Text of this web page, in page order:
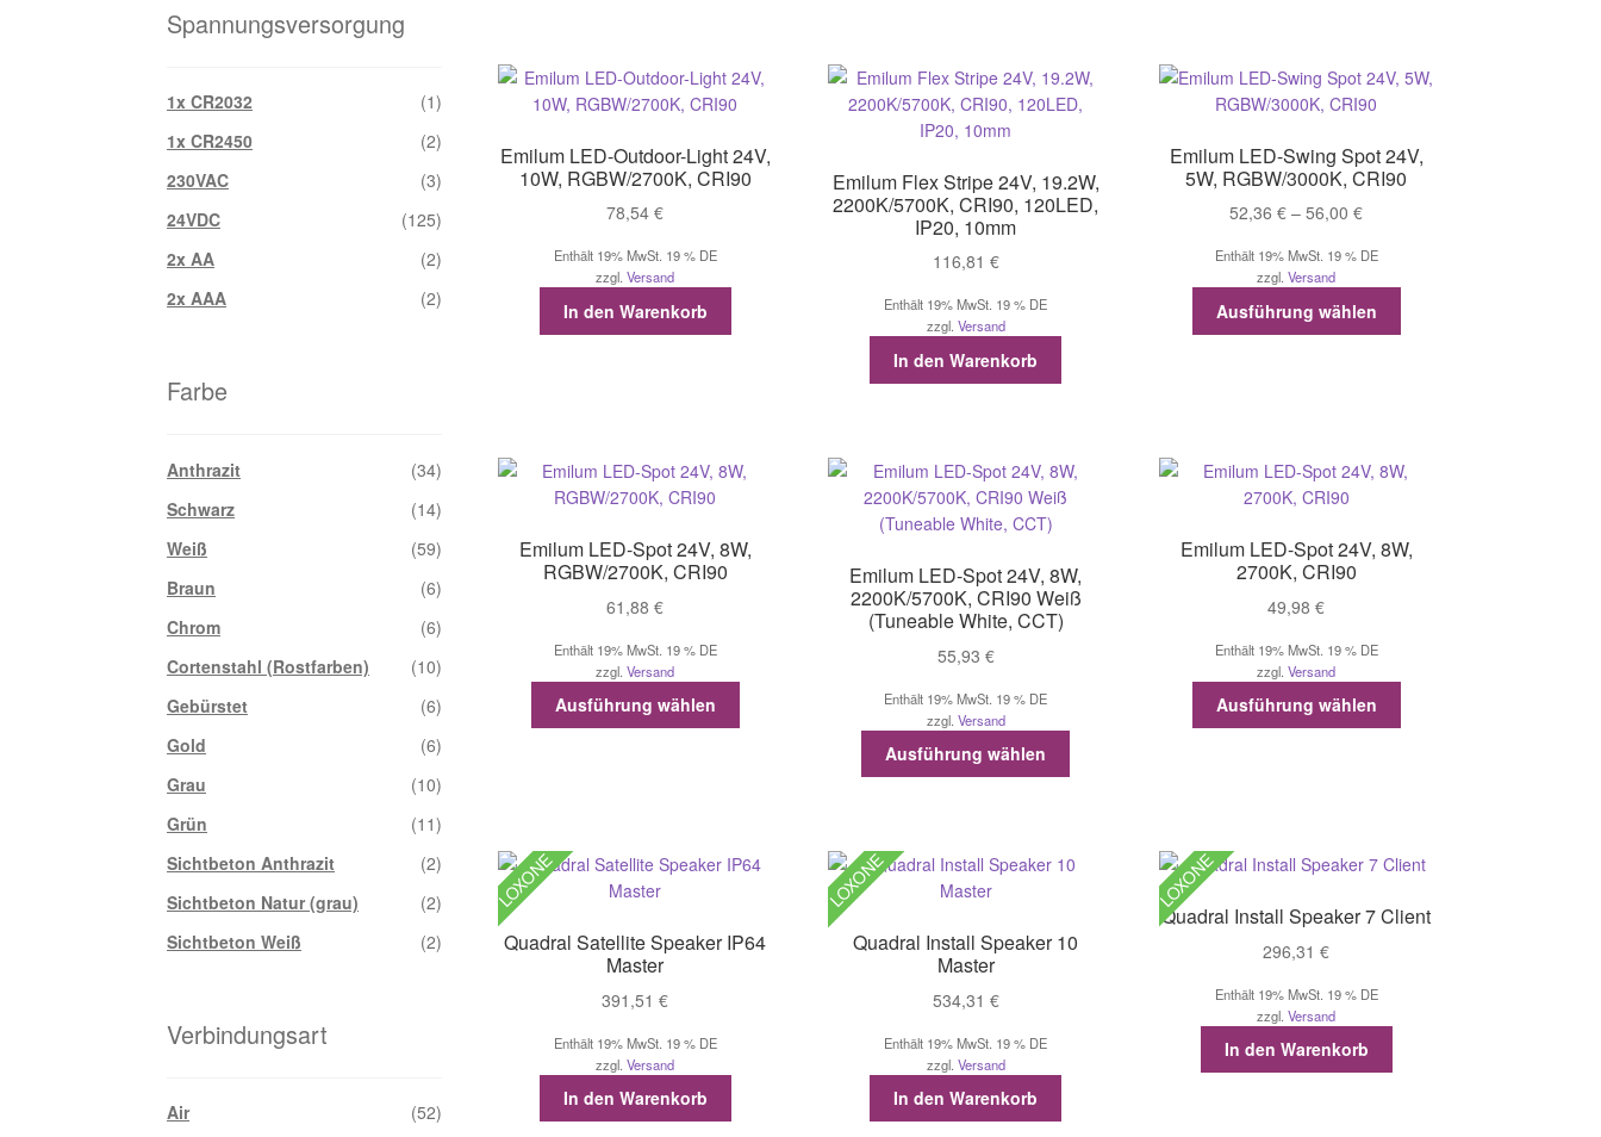
Emilum LED-Outdoor-Light 24V,
10W, RGBW/2700K, CRI90
78,54€
Enthält 19% MwSt. 19 % DE
zzgl.Versand
In den Warenkorb
Emilum Flex Stripe 24V, 19.2W,
2200K/5700K, CRI90, 120LED,
IP20, 10mm
116,81 €
Enthält 19% MwSt. 19 % DE
zzgl. Versand
In den Warenkorb
Emilum LED-Swing Spot 24V,
5W, RGBW/3000K, CRI90
52,36€ –56,00€Preisspanne:
bis
56,00 €
Enthält 19% MwSt. 19 % DE
zzgl.Versand
Ausführung wählen
Optionen
der
Emilum LED-Spot 24V, 8W,
RGBW/2700K, CRI90
61,88€
Enthält 19% MwSt. 19 % DE
zzgl.Versand
Ausführung wählen
Optionen
der
Emilum LED-Spot 24V, 8W,
2200K/5700K, CRI90 Weiß
(Tuneable White, CCT)
55,93 €
Enthält 19% MwSt. 19 % DE
zzgl. Versand
Ausführung wählen
auf.
können
Emilum LED-Spot 24V, 8W,
2700K, CRI90
49,98€
Enthält 19% MwSt. 19 % DE
zzgl.Versand
Ausführung wählen
Optionen
auf
LOXONE
Quadral Satellite Speaker IP64
Master
391,51€
Enthält 19% MwSt. 19 % DE
zzgl.Versand
In den Warenkorb
LOXONE
Quadral Install Speaker 10
Master
534,31 €
Enthält 19% MwSt. 19 % DE
zzgl. Versand
In den Warenkorb
LOXONE
Quadral Install Speaker 7 Client
296,31€
Enthält 19% MwSt. 19 % DE
zzgl.Versand
In den Warenkorb
Spannungsversorgung
1x CR2032
(1)
1x CR2450
(2)
230VAC
(3)
24VDC
(125)
2x AA
(2)
2x AAA
(2)
Farbe
Anthrazit
(34)
Schwarz
(14)
Weiß
(59)
Braun
(6)
Chrom
(6)
Cortenstahl (Rostfarben)
(10)
Gebürstet
(6)
Gold
(6)
Grau
(10)
Grün
(11)
Sichtbeton Anthrazit
(2)
Sichtbeton Natur (grau)
(2)
Sichtbeton Weiß
(2)
Verbindungsart
Air
(52)